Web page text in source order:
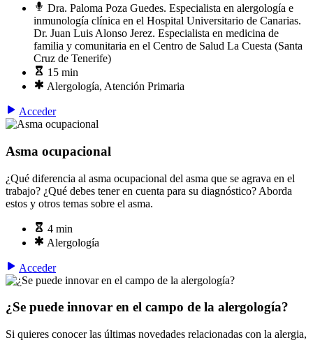
Dra. Paloma Poza Guedes. Especialista en alergología e
inmunología clínica en el Hospital Universitario de Canarias.
Dr. Juan Luis Alonso Jerez. Especialista en medicina de
familia y comunitaria en el Centro de Salud La Cuesta (Santa
Cruz de Tenerife)
15 min
Alergología, Atención Primaria
Acceder
Asma ocupacional
¿Qué diferencia al asma ocupacional del asma que se agrava en el
trabajo? ¿Qué debes tener en cuenta para su diagnóstico? Aborda
estos y otros temas sobre el asma.
4 min
Alergología
Acceder
¿Se puede innovar en el campo de la alergología?
Si quieres conocer las últimas novedades relacionadas con la alergia,